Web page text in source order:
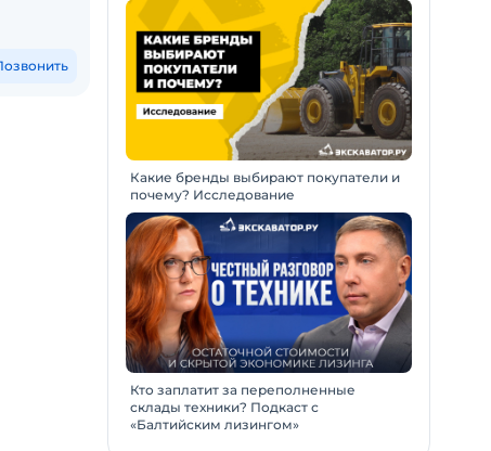
Москва и еще 35 городов
6 740 000₽ Позвонить
Какие бренды выбирают покупатели и
почему? Исследование
Кто заплатит за переполненные
склады техники? Подкаст с
«Балтийским лизингом»